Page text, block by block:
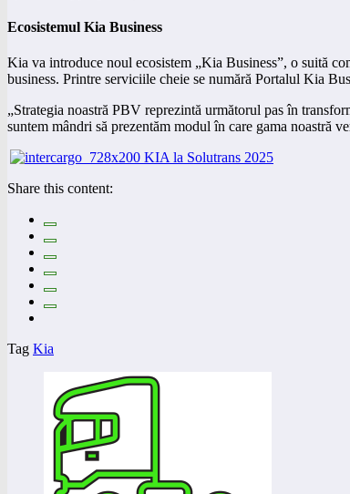
Ecosistemul Kia Business
Kia va introduce noul ecosistem „Kia Business”, o suită
business. Printre serviciile cheie se numără Portalul Kia
„Strategia noastră PBV reprezintă următorul pas în
suntem mândri să prezentăm modul în care gama noastră
Share this content:
Tag Kia